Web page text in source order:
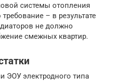
системы отопления
– в результате
не должно
смежных квартир.
ЭОУ электродного типа